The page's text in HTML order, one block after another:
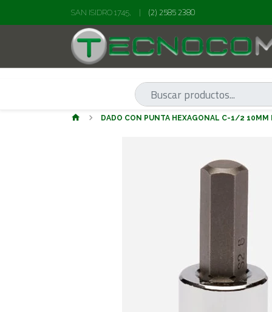
SAN ISIDRO 1745, (2) 2585 2380
DADO CON PUNTA HEXAGONAL C-1/2 10MM